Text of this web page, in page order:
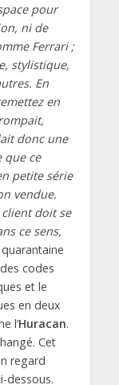
pour
ni de
Ferrari ;
stylistique,
En
en
donc une
que ce
petite série
vendue.
doit se
ce sens,
codes
et le
en deux
l’Huracan.
Cet
regard
dessous.